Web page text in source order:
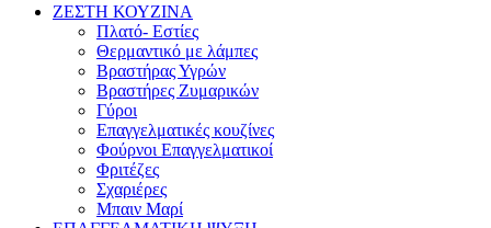
ΖΕΣΤΗ ΚΟΥΖΙΝΑ
Πλατό- Εστίες
Θερμαντικό με λάμπες
Βραστήρας Υγρών
Βραστήρες Ζυμαρικών
Γύροι
Επαγγελματικές κουζίνες
Φούρνοι Επαγγελματικοί
Φριτέζες
Σχαριέρες
Μπαιν Μαρί